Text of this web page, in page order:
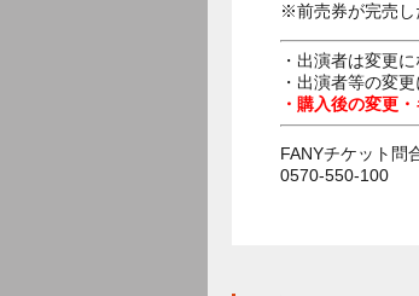
※前売券が完売し
・出演者は変更
・出演者等の変
・購入後の変更
FANYチケット問
0570-550-100